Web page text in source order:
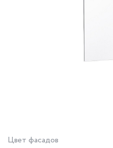
Цвет фасадов